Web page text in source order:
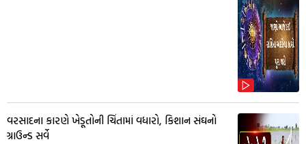
વરસાદના કારણે ખેડૂતોની ચિંતામાં વધારો, કિશાન સંઘનો
ગ્રાઉન્ડ સર્વે